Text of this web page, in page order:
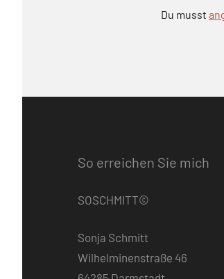
Du musst
So erreichen Sie mich
SOSCHMITT©
Sonja Schmitt
Wilhelminenstraße 46